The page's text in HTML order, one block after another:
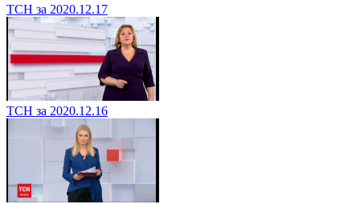
ТСН за 2020.12.17
ТСН за 2020.12.16